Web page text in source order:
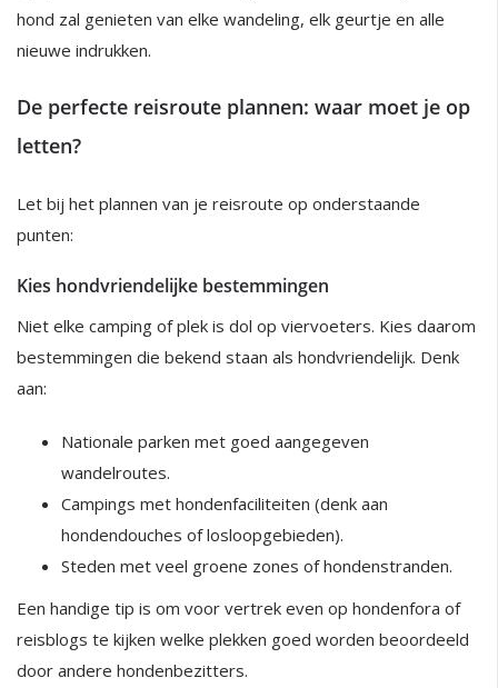
hond zal genieten van elke wandeling, elk geurtje en alle
nieuwe indrukken.
De perfecte reisroute plannen: waar moet je op
letten?
Let bij het plannen van je reisroute op onderstaande
punten:
Kies hondvriendelijke bestemmingen
Niet elke camping of plek is dol op viervoeters. Kies daarom
bestemmingen die bekend staan als hondvriendelijk. Denk
aan:
Nationale parken met goed aangegeven
wandelroutes.
Campings met hondenfaciliteiten (denk aan
hondendouches of losloopgebieden).
Steden met veel groene zones of hondenstranden.
Een handige tip is om voor vertrek even op hondenfora of
reisblogs te kijken welke plekken goed worden beoordeeld
door andere hondenbezitters.